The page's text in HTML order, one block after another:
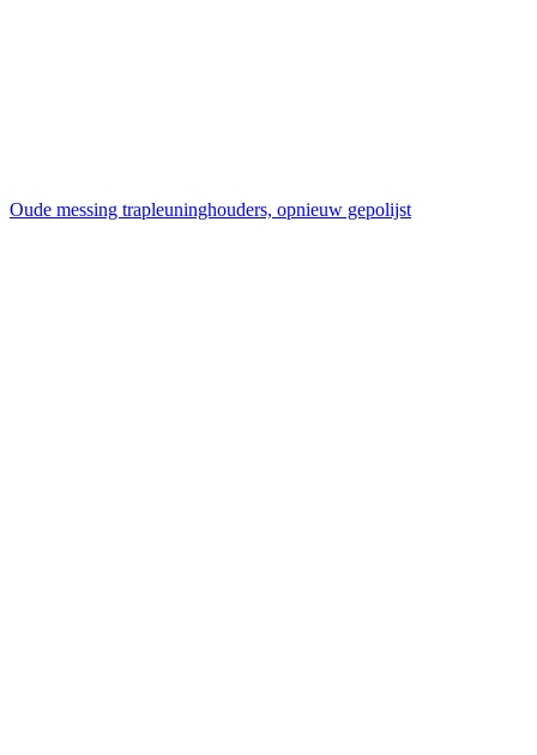
Oude messing trapleuninghouders, opnieuw gepolijst